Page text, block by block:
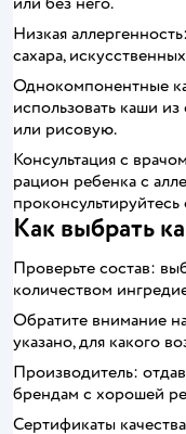
Низкая
сахара,
Однокомпонентные
использовать каши
или рисовую.
Консультация с
рацион ребенка с
Как выбрать
Проверьте состав:
количеством
Обратите внимание
указано, для какого
Производитель:
брендам с хорошей
Сертификаты